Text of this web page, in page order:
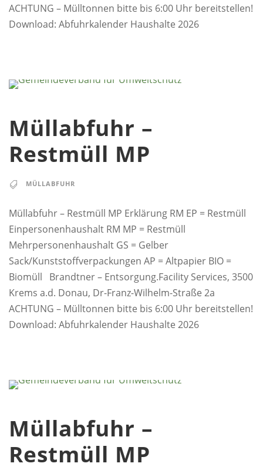
ACHTUNG – Mülltonnen bitte bis 6:00 Uhr bereitstellen!
Download: Abfuhrkalender Haushalte 2026
Müllabfuhr –
Restmüll MP
MÜLLABFUHR
Müllabfuhr – Restmüll MP Erklärung RM EP = Restmüll
Einpersonenhaushalt RM MP = Restmüll
Mehrpersonenhaushalt GS = Gelber
Sack/Kunststoffverpackungen AP = Altpapier BIO =
Biomüll Brandtner – Entsorgung.Facility Services, 3500
Krems a.d. Donau, Dr-Franz-Wilhelm-Straße 2a
ACHTUNG – Mülltonnen bitte bis 6:00 Uhr bereitstellen!
Download: Abfuhrkalender Haushalte 2026
Müllabfuhr –
Restmüll MP